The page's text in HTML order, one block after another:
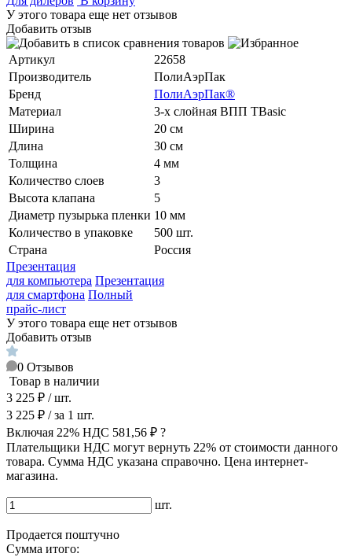
У этого товара еще нет отзывов
Добавить отзыв
Артикул
22658
Производитель
ПолиАэрПак
Бренд
ПолиАэрПак®
Материал
3-х слойная ВПП ТBasic
Ширина
20 см
Длина
30 см
Толщина
4 мм
Количество слоев
3
Высота клапана
5
Диаметр пузырька пленки 10 мм
Количество в упаковке
500 шт.
Страна
Россия
Презентация
для компьютера Презентация
для смартфона Полный
прайс-лист
У этого товара еще нет отзывов
Добавить отзыв
0 Отзывов
Товар в наличии
3 225 ₽ / шт.
3 225 ₽ / за 1 шт.
Включая 22% НДС 581,56 ₽ ?
Плательщики НДС могут вернуть 22% от стоимости данного
товара. Сумма НДС указана справочно. Цена интернет-
магазина.
шт.
Продается поштучно
Сумма итого: